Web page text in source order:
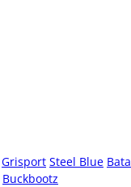
Grisport Steel Blue Bata
Buckbootz